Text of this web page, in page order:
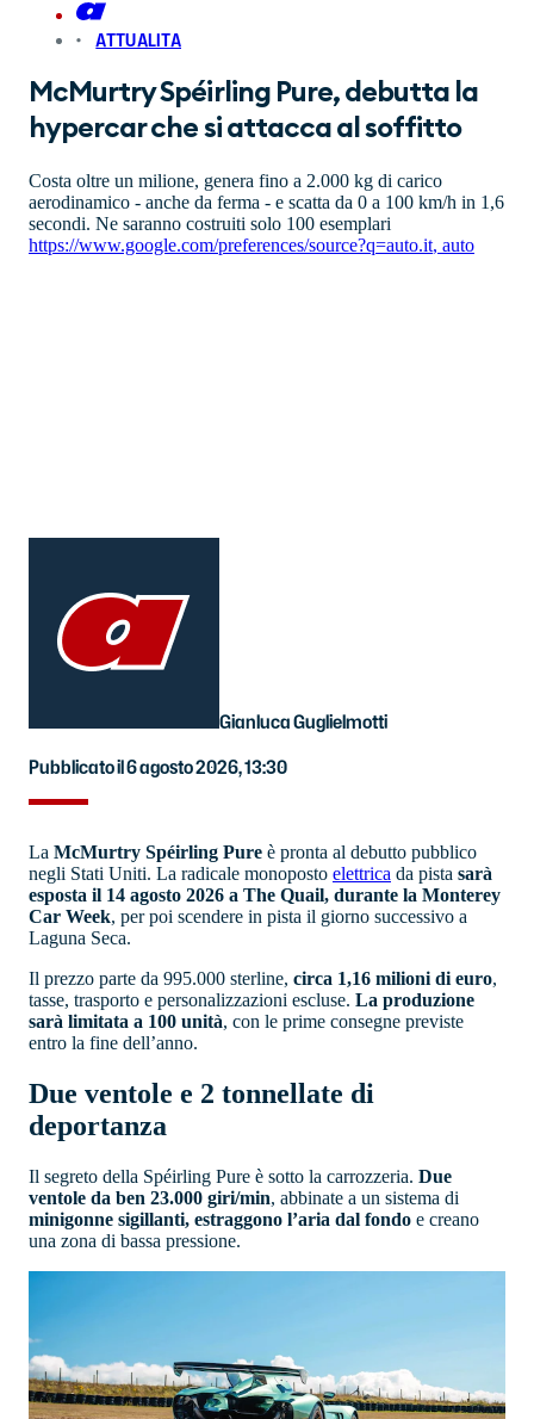
ATTUALITA
McMurtry Spéirling Pure, debutta la
hypercar che si attacca al soffitto
Costa oltre un milione, genera fino a 2.000 kg di carico
aerodinamico - anche da ferma - e scatta da 0 a 100 km/h in 1,6
secondi. Ne saranno costruiti solo 100 esemplari
https://www.google.com/preferences/source?q=auto.it, auto
Gianluca Guglielmotti
Pubblicato il 6 agosto 2026, 13:30
La McMurtry Spéirling Pure è pronta al debutto pubblico
negli Stati Uniti. La radicale monoposto elettrica da pista sarà
esposta il 14 agosto 2026 a The Quail, durante la Monterey
Car Week, per poi scendere in pista il giorno successivo a
Laguna Seca.
Il prezzo parte da 995.000 sterline, circa 1,16 milioni di euro,
tasse, trasporto e personalizzazioni escluse. La produzione
sarà limitata a 100 unità, con le prime consegne previste
entro la fine dell’anno.
Due ventole e 2 tonnellate di
deportanza
Il segreto della Spéirling Pure è sotto la carrozzeria. Due
ventole da ben 23.000 giri/min, abbinate a un sistema di
minigonne sigillanti, estraggono l’aria dal fondo e creano
una zona di bassa pressione.